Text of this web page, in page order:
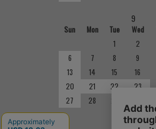
9
Sun Mon Tue Wed
1
2
6
7 8 9
13
14 15 16
20
21 22 23
27
28